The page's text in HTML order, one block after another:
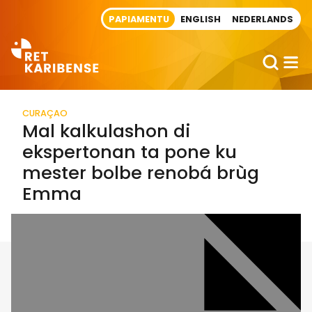
PAPIAMENTU ENGLISH NEDERLANDS
CURAÇAO
Mal kalkulashon di
ekspertonan ta pone ku
mester bolbe renobá brùg
Emma